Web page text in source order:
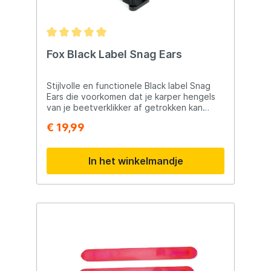
Fox Black Label Snag Ears
Stijlvolle en functionele Black label Snag
Ears die voorkomen dat je karper hengels
van je beetverklikker af getrokken kan
passen bij de Fox Black Label serie maar
Wanneer de vis een run zijwaarts neemt zal
de hengel altijd in de steunen blijven staan
Voorzien van een rubberen coating zodat
je hengels niet beschadigen
€ 19,99
In het winkelmandje